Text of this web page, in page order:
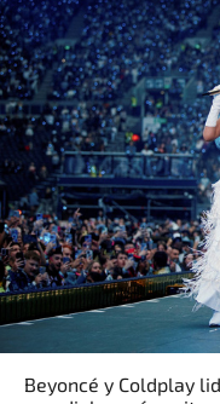
Beyoncé y Coldplay